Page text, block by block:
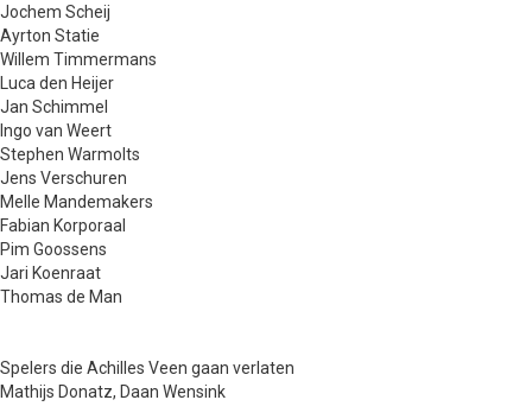
Jochem Scheij
Ayrton Statie
Willem Timmermans
Luca den Heijer
Jan Schimmel
Ingo van Weert
Stephen Warmolts
Jens Verschuren
Melle Mandemakers
Fabian Korporaal
Pim Goossens
Jari Koenraat
Thomas de Man
Spelers die Achilles Veen gaan verlaten
Mathijs Donatz, Daan Wensink